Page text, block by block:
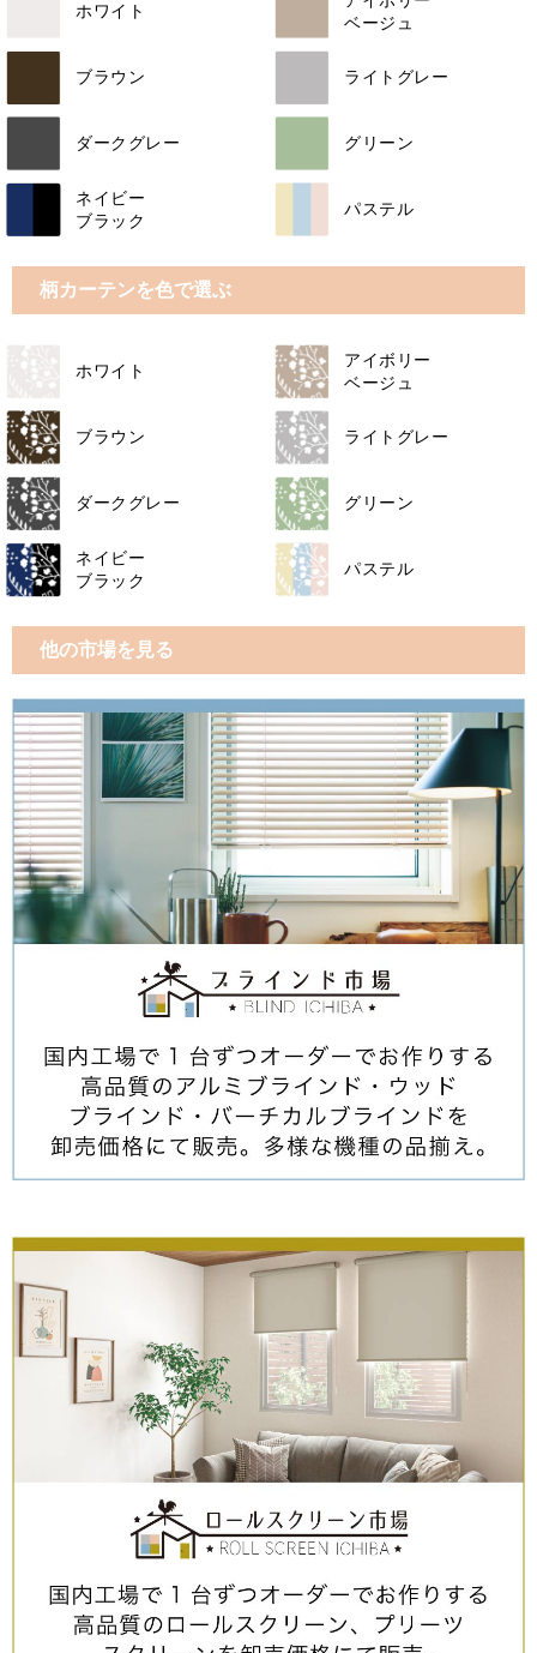
ホワイト
ベージュ
ブラウン ライトグレー
ダークグレー グリーン
ネイビー
ブラック
パステル
柄カーテンを色で選ぶ
ホワイト
アイボリー
ベージュ
ブラウン ライトグレー
ダークグレー グリーン
ネイビー
ブラック
パステル
他の市場を見る